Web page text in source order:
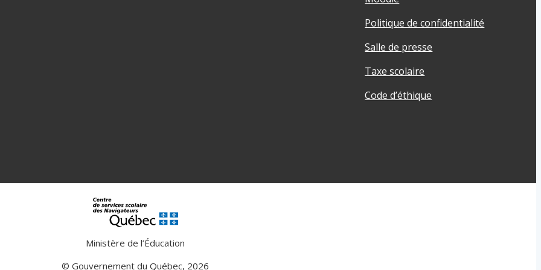
Politique de confidentialité
Salle de presse
Taxe scolaire
Code d’éthique
Ministère de l’Éducation
© Gouvernement du Québec, 2026